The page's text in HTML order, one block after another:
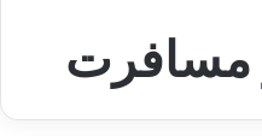
مسافرت